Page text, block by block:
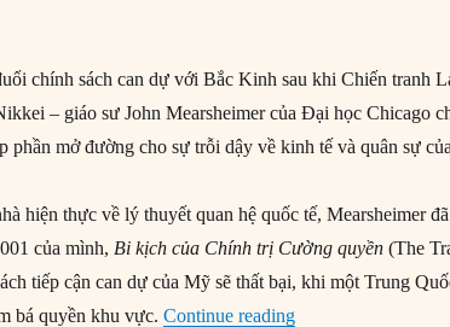
chính sách can dự với Bắc Kinh sau khi Chiến tranh
– giáo sư John Mearsheimer của Đại học Chicago
phần mở đường cho sự trỗi dậy về kinh tế và quân sự
hiện thực về lý thuyết quan hệ quốc tế, Mearsheimer
của mình, Bi kịch của Chính trị Cường quyền (The
tiếp cận can dự của Mỹ sẽ thất bại, khi một Trung
bá quyền khu vực.Continue reading“John